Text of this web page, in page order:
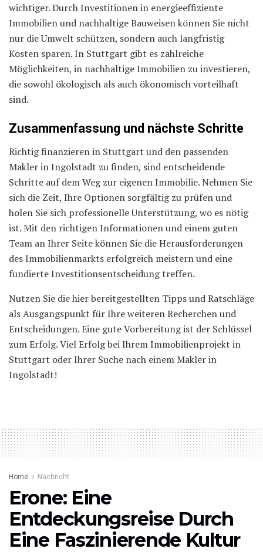
wichtiger. Durch Investitionen in energieeffiziente
Immobilien und nachhaltige Bauweisen können Sie nicht
nur die Umwelt schützen, sondern auch langfristig
Kosten sparen. In Stuttgart gibt es zahlreiche
Möglichkeiten, in nachhaltige Immobilien zu investieren,
die sowohl ökologisch als auch ökonomisch vorteilhaft
sind.
Zusammenfassung und nächste Schritte
Richtig finanzieren in Stuttgart und den passenden
Makler in Ingolstadt zu finden, sind entscheidende
Schritte auf dem Weg zur eigenen Immobilie. Nehmen Sie
sich die Zeit, Ihre Optionen sorgfältig zu prüfen und
holen Sie sich professionelle Unterstützung, wo es nötig
ist. Mit den richtigen Informationen und einem guten
Team an Ihrer Seite können Sie die Herausforderungen
des Immobilienmarkts erfolgreich meistern und eine
fundierte Investitionsentscheidung treffen.
Nutzen Sie die hier bereitgestellten Tipps und Ratschläge
als Ausgangspunkt für Ihre weiteren Recherchen und
Entscheidungen. Eine gute Vorbereitung ist der Schlüssel
zum Erfolg. Viel Erfolg bei Ihrem Immobilienprojekt in
Stuttgart oder Ihrer Suche nach einem Makler in
Ingolstadt!
Home Nachricht
Erone: Eine
Entdeckungsreise Durch
Eine Faszinierende Kultur